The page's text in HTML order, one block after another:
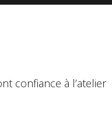
confiance à l’atelier